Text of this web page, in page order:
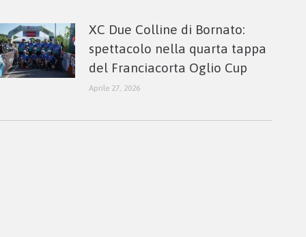
XC Due Colline di Bornato:
spettacolo nella quarta tappa
del Franciacorta Oglio Cup
Aprile 27, 2026